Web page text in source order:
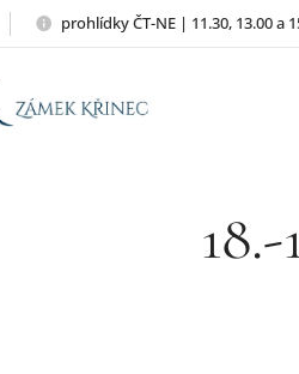
prohlídky ČT-NE | 11.30, 13.00 a